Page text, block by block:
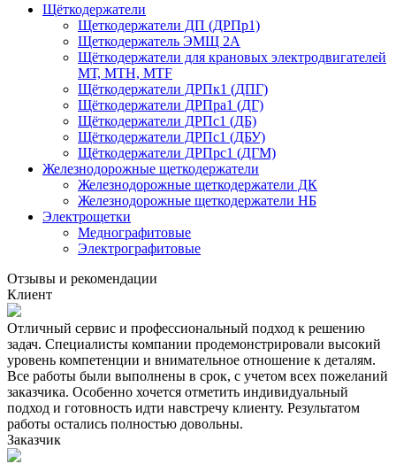
Щёткодержатели
Щеткодержатели ДП (ДРПр1)
Щеткодержатель ЭМЩ 2А
Щёткодержатели для крановых электродвигателей
МТ, МТН, МТF
Щёткодержатели ДРПк1 (ДПГ)
Щёткодержатели ДРПра1 (ДГ)
Щёткодержатели ДРПс1 (ДБ)
Щёткодержатели ДРПс1 (ДБУ)
Щёткодержатели ДРПрс1 (ДГМ)
Железнодорожные щеткодержатели
Железнодорожные щеткодержатели ДК
Железнодорожные щеткодержатели НБ
Электрощетки
Меднографитовые
Электрографитовые
Отзывы и рекомендации
Клиент
Отличный сервис и профессиональный подход к решению
задач. Специалисты компании продемонстрировали высокий
уровень компетенции и внимательное отношение к деталям.
Все работы были выполнены в срок, с учетом всех пожеланий
заказчика. Особенно хочется отметить индивидуальный
подход и готовность идти навстречу клиенту. Результатом
работы остались полностью довольны.
Заказчик